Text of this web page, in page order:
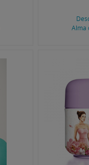
Alma